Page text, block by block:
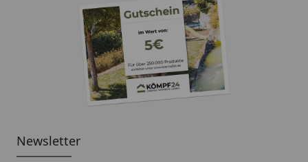
Newsletter